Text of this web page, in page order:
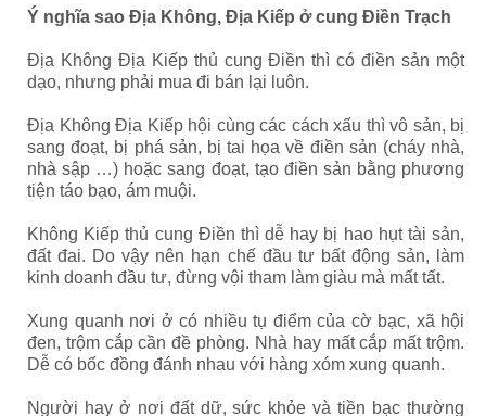
Ý nghĩa sao Địa Không, Địa Kiếp ở cung Điền Trạch
Địa Không Địa Kiếp thủ cung Điền thì có điền sản một
dạo, nhưng phải mua đi bán lại luôn.
Địa Không Địa Kiếp hội cùng các cách xấu thì vô sản, bị
sang đoạt, bị phá sản, bị tai họa về điền sản (cháy nhà,
nhà sập …) hoặc sang đoạt, tạo điền sản bằng phương
tiện táo bạo, ám muội.
Không Kiếp thủ cung Điền thì dễ hay bị hao hụt tài sản,
đất đai. Do vậy nên hạn chế đầu tư bất động sản, làm
kinh doanh đầu tư, đừng vội tham làm giàu mà mất tất.
Xung quanh nơi ở có nhiều tụ điểm của cờ bạc, xã hội
đen, trộm cắp cần đề phòng. Nhà hay mất cắp mất trộm.
Dễ có bốc đồng đánh nhau với hàng xóm xung quanh.
Người hay ở nơi đất dữ, sức khỏe và tiền bạc thường